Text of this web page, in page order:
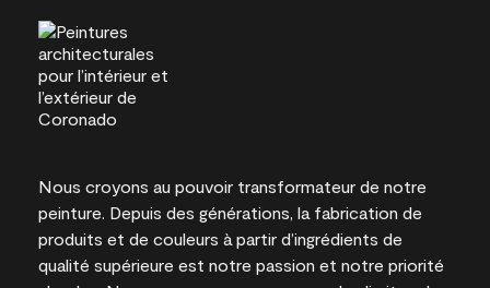
Nous croyons au pouvoir transformateur de notre
peinture. Depuis des générations, la fabrication de
produits et de couleurs à partir d’ingrédients de
qualité supérieure est notre passion et notre priorité